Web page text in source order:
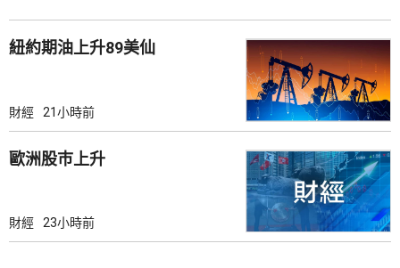
紐約期油上升89美仙
財經 21小時前
歐洲股巿上升
財經 23小時前